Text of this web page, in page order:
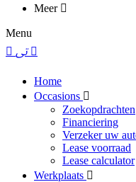
Meer
Menu
Home
Occasions
Zoekopdrachten
Financiering
Verzeker uw
Lease voorraad
Lease calculator
Werkplaats